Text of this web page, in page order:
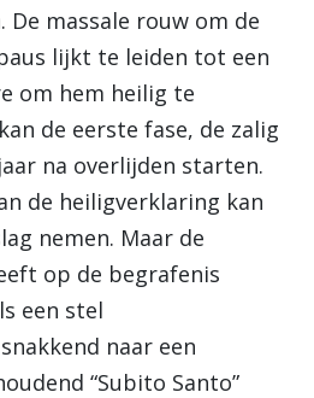
massale rouw om de
lijkt te leiden tot een
om hem heilig te
de eerste fase, de zalig
na overlijden starten.
de heiligverklaring kan
nemen. Maar de
op de begrafenis
een stel
naar een
“Subito Santo”